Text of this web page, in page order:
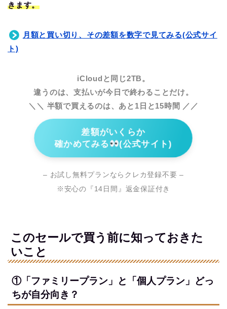
きます。
月額と買い切り、その差額を数字で見てみる(公式サイ
ト)
iCloudと同じ2TB。
違うのは、支払いが今日で終わることだけ。
＼＼ 半額で買えるのは、あと1日と15時間 ／／
差額がいくらか
確かめてみる
(公式サイト)
– お試し無料プランならクレカ登録不要 –
※安心の『14日間』返金保証付き
このセールで買う前に知っておきた
いこと
①「ファミリープラン」と「個人プラン」どっ
ちが自分向き？